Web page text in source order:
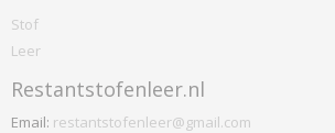
Stof
Leer
Restantstofenleer.nl
Email: restantstofenleer@gmail.com